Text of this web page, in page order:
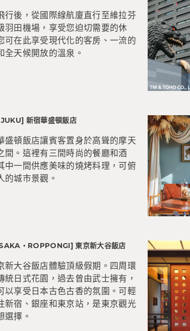
行後，從國際線航廈直行至維拉芬
羽田機場，享受您迫切需要的休
可在此享受現代化的客房、一流的
全天候開放的溫泉。
新宿華盛頓飯店
盛頓飯店讓賓客置身於高聳的摩天
間。這裡有三間時尚的餐廳和酒
中一間供應美味的燒烤料理，可俯
的城市景觀。
・ROPPONGI] 東京新大谷飯店
新大谷飯店體驗頂級假期。四周環
統日式花園，過去曾由武士擁有，
以享受日本古色古香的氛圍。可輕
新宿、銀座和東京站，是東京觀光
選擇。